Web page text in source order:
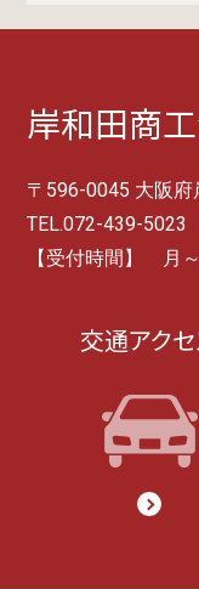
岸和田商
〒596-0045 大阪
TEL.072-439-
【受付時間】 月
交通アクセ